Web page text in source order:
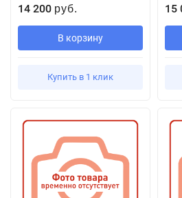
14 200 руб.
В корзину
Купить в 1 клик
15